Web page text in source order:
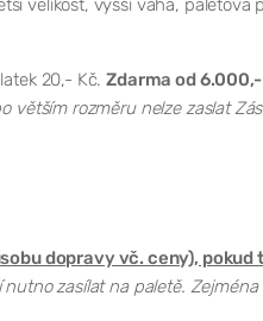
velikost, vyšší váha, paletová
20,- Kč.Zdarma od 6.000,-
větším rozměru nelze zaslat
dopravy vč. ceny),
zasílat na paletě.